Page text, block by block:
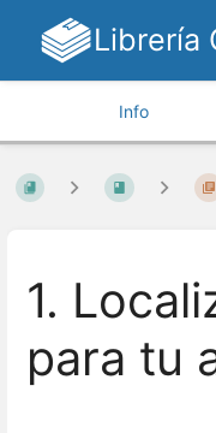
Librería
Info
1.
para tu